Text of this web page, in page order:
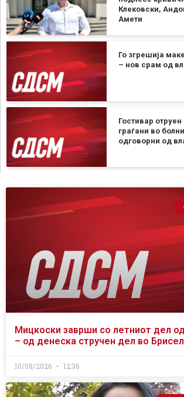
Клековски,
Амети
Го згрешија
– нов срам од
Гостивар
граѓани во
одговорни од
Мицкоски заврши со летниот дел од
– од денеска стручен дел во Брисел
10/08/2026 12:36